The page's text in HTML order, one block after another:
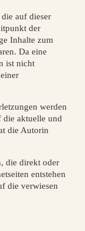
auf dieser
der
Inhalte zum
Da eine
ist nicht
werden
die aktuelle und
die Autorin
die direkt oder
entstehen
die verwiesen